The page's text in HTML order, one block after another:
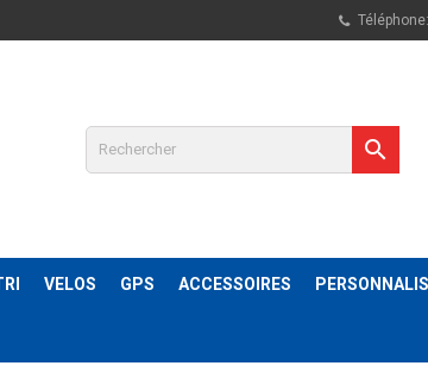
Téléphone:

VELOS GPS ACCESSOIRES